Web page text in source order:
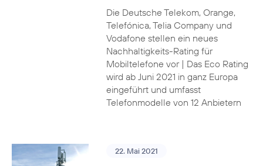
Die Deutsche Telekom, Orange,
Telefónica, Telia Company und
Vodafone stellen ein neues
Nachhaltigkeits-Rating für
Mobiltelefone vor | Das Eco Rating
wird ab Juni 2021 in ganz Europa
eingeführt und umfasst
Telefonmodelle von 12 Anbietern
22. Mai 2021